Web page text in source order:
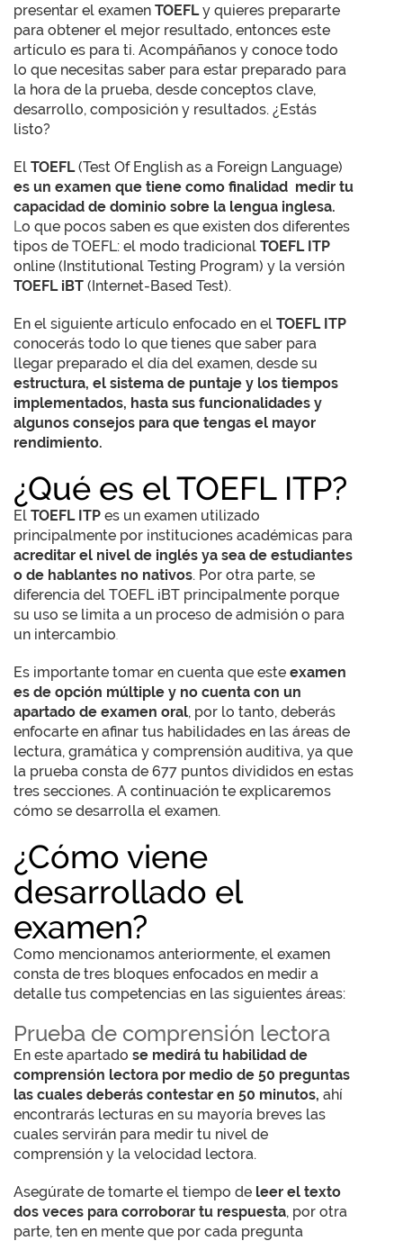
presentar el examen TOEFLy quieres prepararte
para obtener el mejor resultado, entonces este
artículo es para ti. Acompáñanos y conoce todo
lo que necesitas saber para estar preparado para
la hora de la prueba, desde conceptos clave,
desarrollo, composición y resultados. ¿Estás
listo?
El TOEFL(Test Of English as a Foreign Language)
es un examen que tiene como finalidad medir tu
capacidad de dominio sobre la lengua inglesa.
Lo que pocos saben es que existen dos diferentes
tipos de TOEFL: el modo tradicional TOEFL ITP
online (Institutional Testing Program) y la versión
TOEFL iBT (Internet-Based Test).
En el siguiente artículo enfocado en el TOEFL ITP
conocerás todo lo que tienes que saber para
llegar preparado el día del examen, desde su
estructura, el sistema de puntaje y los tiempos
implementados, hasta sus funcionalidades y
algunos consejos para que tengas el mayor
rendimiento.
¿Qué es el TOEFL ITP?
El TOEFL ITP es un examen utilizado
principalmente por instituciones académicas para
acreditar el nivel de inglés ya sea de estudiantes
o de hablantes no nativos. Por otra parte, se
diferencia del TOEFL iBT principalmente porque
su uso se limita a un proceso de admisión o para
un intercambio.
Es importante tomar en cuenta que este examen
es de opción múltiple y no cuenta con un
apartado de examen oral, por lo tanto, deberás
enfocarte en afinar tus habilidades en las áreas de
lectura, gramática y comprensión auditiva, ya que
la prueba consta de 677 puntos divididos en estas
tres secciones. A continuación te explicaremos
cómo se desarrolla el examen.
¿Cómo viene
desarrollado el
examen?
Como mencionamos anteriormente, el examen
consta de tres bloques enfocados en medir a
detalle tus competencias en las siguientes áreas:
Prueba de comprensión lectora
En este apartado se medirá tu habilidad de
comprensión lectora por medio de 50 preguntas
las cuales deberás contestar en 50 minutos, ahí
encontrarás lecturas en su mayoría breves las
cuales servirán para medir tu nivel de
comprensión y la velocidad lectora.
Asegúrate de tomarte el tiempo de leer el texto
dos veces para corroborar tu respuesta, por otra
parte, ten en mente que por cada pregunta